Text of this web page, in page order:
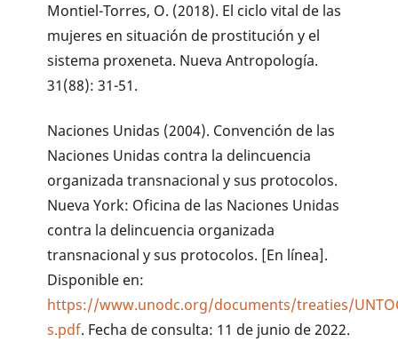
Montiel-Torres, O. (2018). El ciclo vital de las
mujeres en situación de prostitución y el
sistema proxeneta. Nueva Antropología.
31(88): 31-51.
Naciones Unidas (2004). Convención de las
Naciones Unidas contra la delincuencia
organizada transnacional y sus protocolos.
Nueva York: Oficina de las Naciones Unidas
contra la delincuencia organizada
transnacional y sus protocolos. [En línea].
Disponible en:
https://www.unodc.org/documents/treaties/
s.pdf. Fecha de consulta: 11 de junio de 2022.